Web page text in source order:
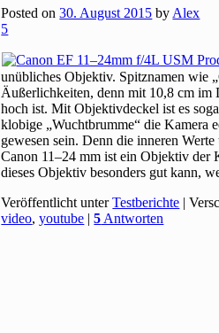
Posted on30. August 2015 by Alex
5
unübliches Objektiv. Spitznamen wie
Äußerlichkeiten, denn mit 10,8 cm im
hoch ist. Mit Objektivdeckel ist es
klobige „Wuchtbrumme“ die Kamera
gewesen sein. Denn die inneren
Canon 11–24 mm ist ein Objektiv der
dieses Objektiv besonders gut kann,
Veröffentlicht unter Testberichte |
video,youtube |5 Antworten